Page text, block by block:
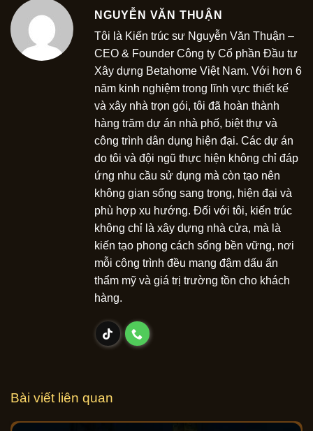
NGUYỄN VĂN THUẬN
Tôi là Kiến trúc sư Nguyễn Văn Thuận –
CEO & Founder Công ty Cổ phần Đầu tư
Xây dựng Betahome Việt Nam. Với hơn 6
năm kinh nghiệm trong lĩnh vực thiết kế
và xây nhà trọn gói, tôi đã hoàn thành
hàng trăm dự án nhà phố, biệt thự và
công trình dân dụng hiện đại. Các dự án
do tôi và đội ngũ thực hiện không chỉ đáp
ứng nhu cầu sử dụng mà còn tạo nên
không gian sống sang trọng, hiện đại và
phù hợp xu hướng. Đối với tôi, kiến trúc
không chỉ là xây dựng nhà cửa, mà là
kiến tạo phong cách sống bền vững, nơi
mỗi công trình đều mang đậm dấu ấn
thẩm mỹ và giá trị trường tồn cho khách
hàng.
Bài viết liên quan